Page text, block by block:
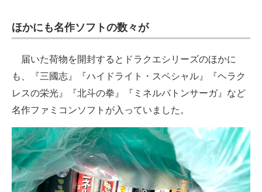
ほかにも名作ソフトの数々が
届いた荷物を開封するとドラクエシリーズのほかに
も、『三國志』『ハイドライト・スペシャル』『ヘラク
レスの栄光』『北斗の拳』『ミネルバトンサーガ』など
名作ファミコンソフトが入っていました。